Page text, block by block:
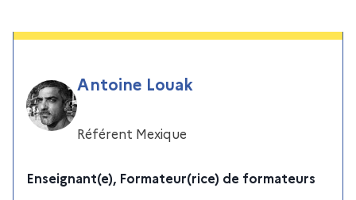
Antoine Louak
Référent Mexique
Enseignant(e), Formateur(rice) de formateurs